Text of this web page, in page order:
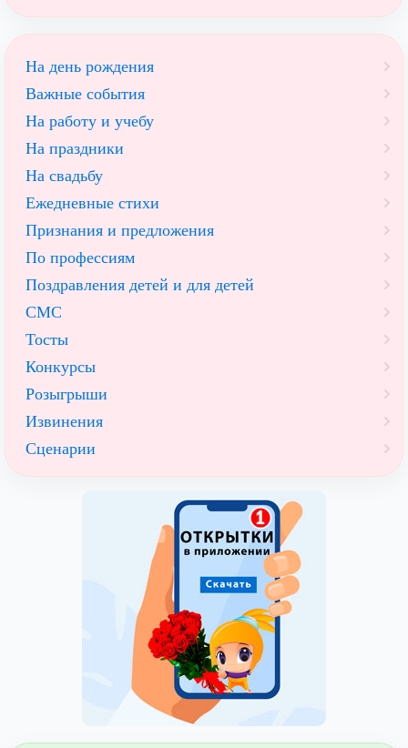
На день рождения
Важные события
На работу и учебу
На праздники
На свадьбу
Ежедневные стихи
Признания и предложения
По профессиям
Поздравления детей и для детей
СМС
Тосты
Конкурсы
Розыгрыши
Извинения
Сценарии